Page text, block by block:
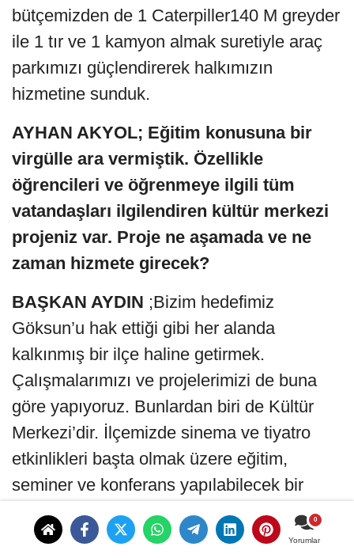
Yorumlar
bütçemizden de 1 Caterpiller140 M greyder
ile 1 tır ve 1 kamyon almak suretiyle araç
parkımızı güçlendirerek halkımızın
hizmetine sunduk.
AYHAN AKYOL; Eğitim konusuna bir
virgülle ara vermiştik. Özellikle
öğrencileri ve öğrenmeye ilgili tüm
vatandaşları ilgilendiren kültür merkezi
projeniz var. Proje ne aşamada ve ne
zaman hizmete girecek?
BAŞKAN AYDIN ;Bizim hedefimiz
Göksun’u hak ettiği gibi her alanda
kalkınmış bir ilçe haline getirmek.
Çalışmalarımızı ve projelerimizi de buna
göre yapıyoruz. Bunlardan biri de Kültür
Merkezi’dir. İlçemizde sinema ve tiyatro
etkinlikleri başta olmak üzere eğitim,
seminer ve konferans yapılabilecek bir
salonumuzun olmaması büyük bir eksiklikti.
Bunu ortadan kaldırmak üzere